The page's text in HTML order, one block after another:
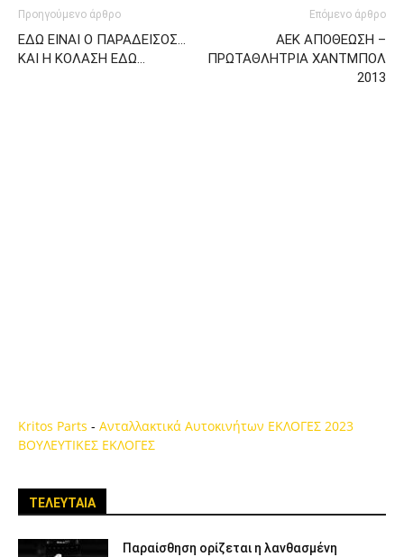
Προηγούμενο άρθρο
ΕΔΩ ΕΙΝΑΙ Ο ΠΑΡΑΔΕΙΣΟΣ…
ΚΑΙ Η ΚΟΛΑΣΗ ΕΔΩ…
Επόμενο άρθρο
ΑΕΚ ΑΠΟΘΕΩΣΗ –
ΠΡΩΤΑΘΛΗΤΡΙΑ ΧΑΝΤΜΠΟΛ
2013
Kritos Parts - Ανταλλακτικά Αυτοκινήτων ΕΚΛΟΓΕΣ 2023
ΒΟΥΛΕΥΤΙΚΕΣ ΕΚΛΟΓΕΣ
ΤΕΛΕΥΤΑΙΑ
Παραίσθηση ορίζεται η λανθασμένη